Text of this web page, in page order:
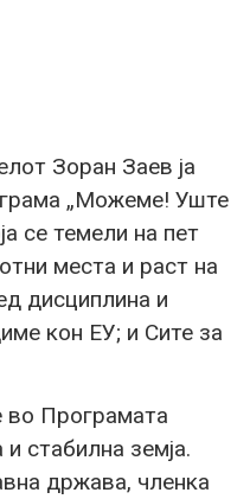
Зоран Заев ја
„Можеме! Уште
се темели на пет
места и раст на
дисциплина и
кон ЕУ; и Сите за
во Програмата
стабилна земја.
држава, членка